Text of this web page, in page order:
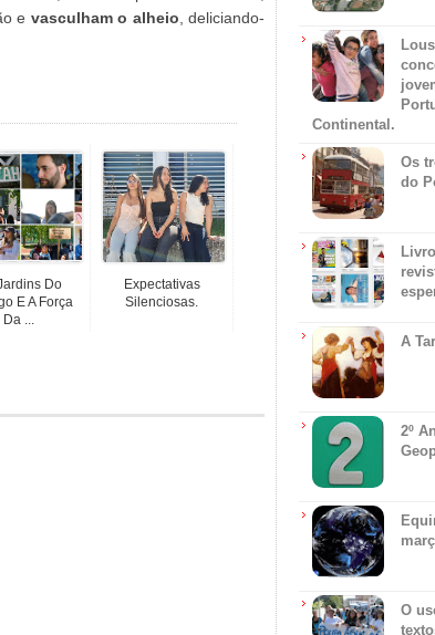
e vasculham o alheio , deliciando-
Do
E A Força
Da ...
Expectativas
Silenciosas.
Continental.
Os
do
A
2º
O